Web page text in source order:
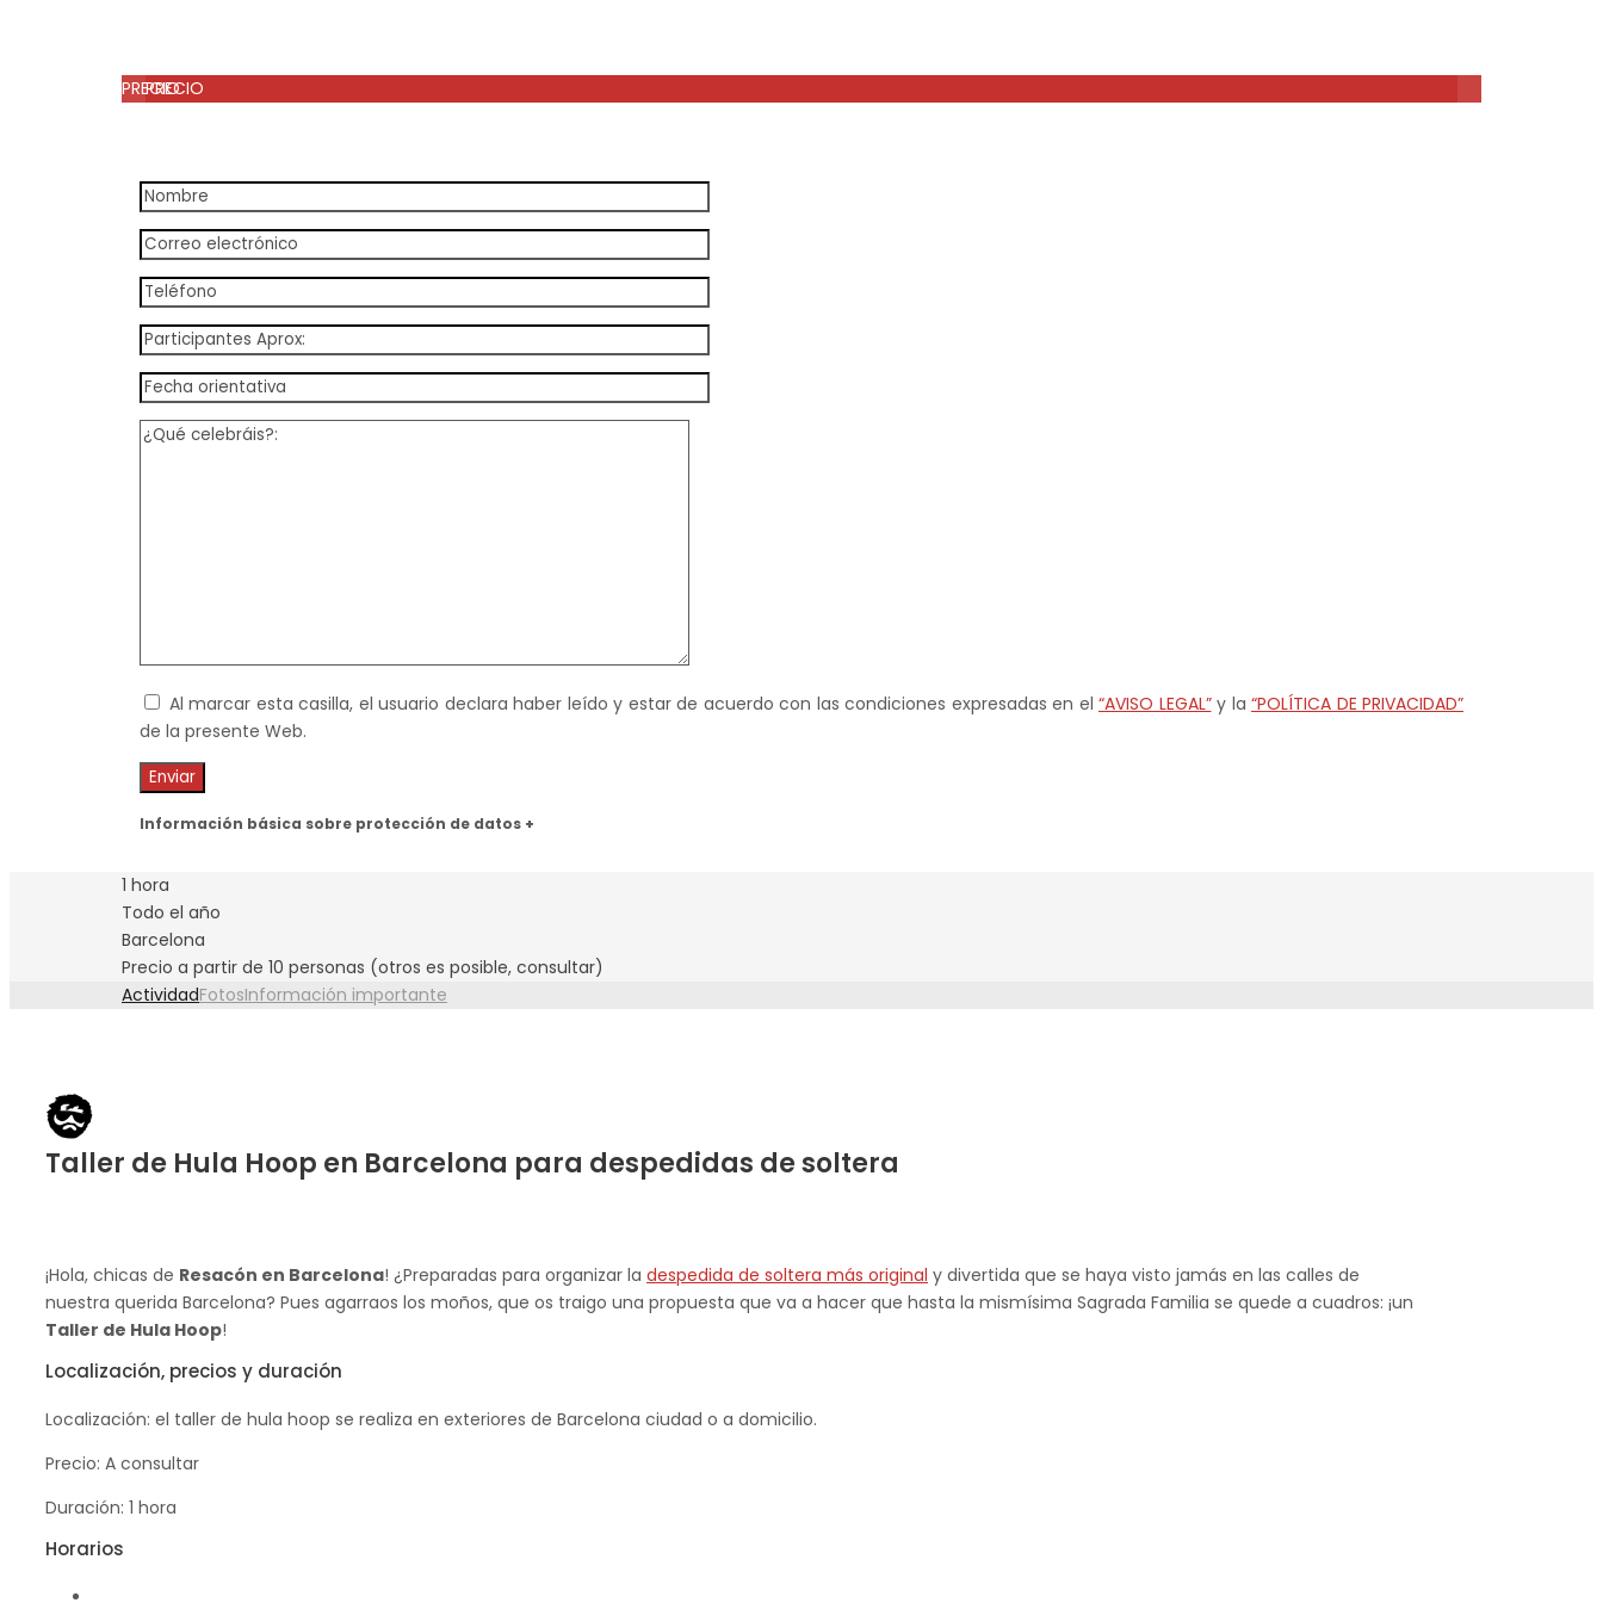
PRECIO
PRECIO
Al marcar esta casilla, el usuario declara haber leído y estar de acuerdo con las condiciones expresadas en el “AVISO LEGAL”y la “POLÍTICA DE PRIVACIDAD”
de la presente Web.
Información básica sobre protección de datos +
1 hora
Todo el año
Barcelona
Precio a partir de 10 personas (otros es posible, consultar)
ActividadFotosInformación importante
Taller de Hula Hoop en Barcelona para despedidas de soltera
¡Hola, chicas de Resacón en Barcelona! ¿Preparadas para organizar la despedida de soltera más original y divertida que se haya visto jamás en las calles de
nuestra querida Barcelona? Pues agarraos los moños, que os traigo una propuesta que va a hacer que hasta la mismísima Sagrada Familia se quede a cuadros: ¡un
Taller de Hula Hoop!
Localización, precios y duración
Localización: el taller de hula hoop se realiza en exteriores de Barcelona ciudad o a domicilio.
Precio: A consultar
Duración: 1 hora
Horarios